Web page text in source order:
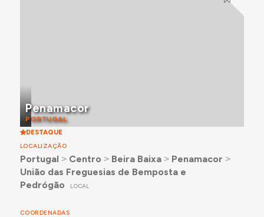
Penamacor
PORTUGAL
DESTAQUE
LOCALIZAÇÃO
Portugal ˃ Centro ˃ Beira Baixa˃ Penamacor ˃
União das Freguesias de Bemposta e
Pedrógão
LOCAL
COORDENADAS